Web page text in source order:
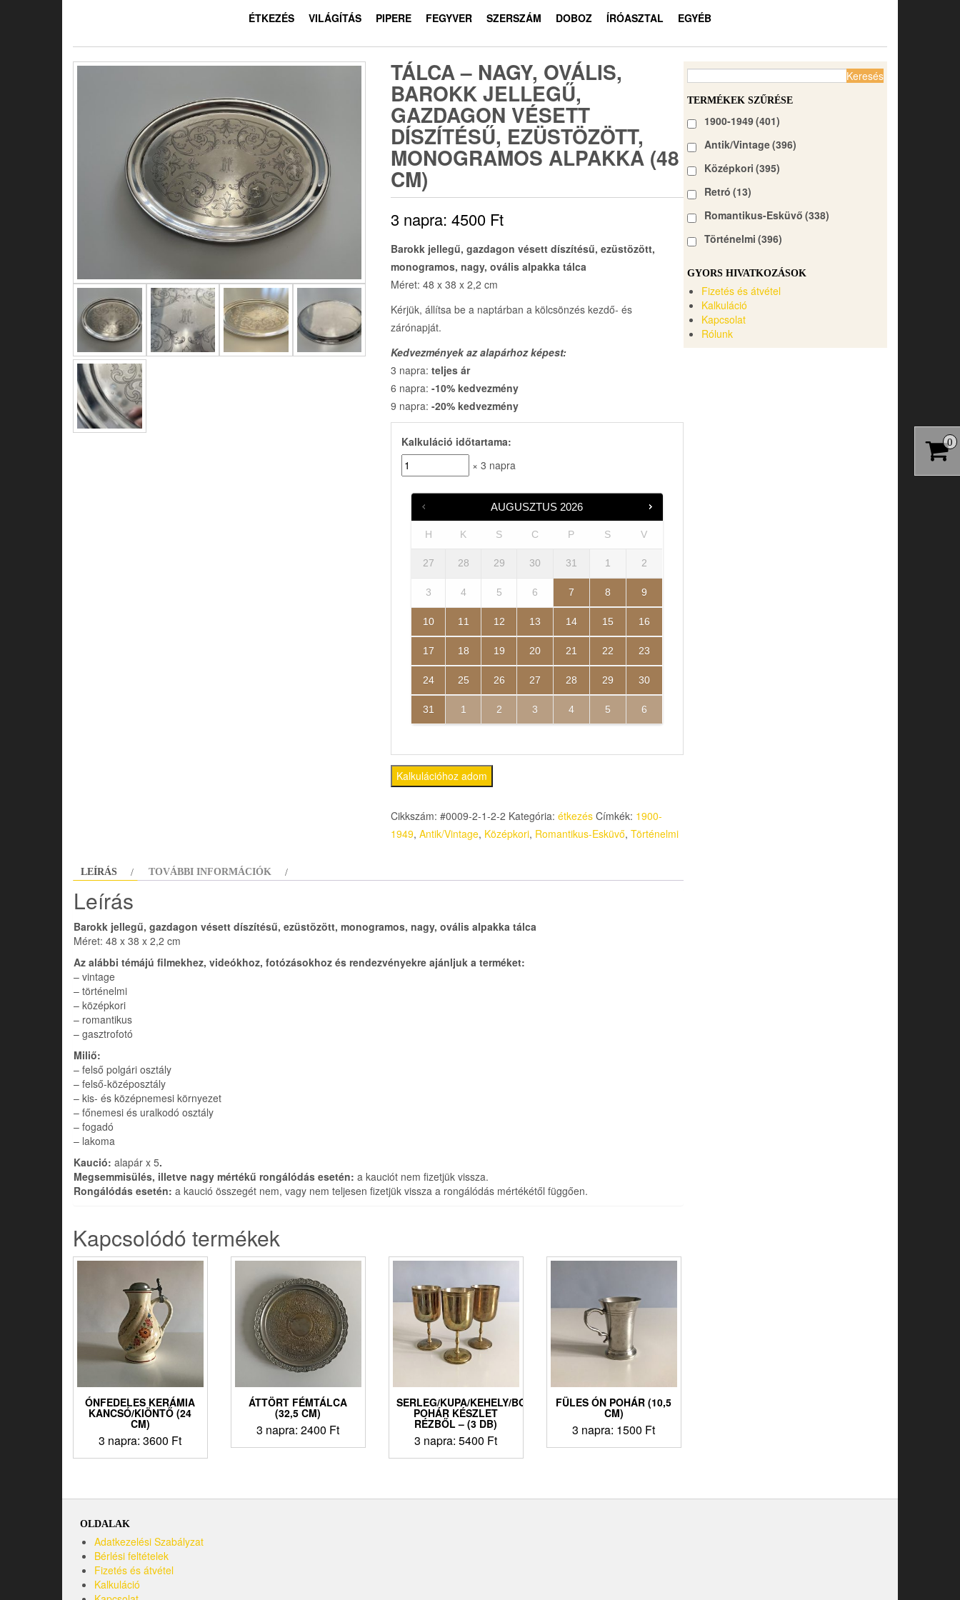
ÉTKEZÉS VILÁGÍTÁS PIPERE FEGYVER SZERSZÁM DOBOZ ÍRÓASZTAL EGYÉB
TÁLCA – NAGY, OVÁLIS,
BAROKK JELLEGŰ,
GAZDAGON VÉSETT
DÍSZÍTÉSŰ, EZÜSTÖZÖTT,
MONOGRAMOS ALPAKKA (48
CM)
3 napra: 4500 Ft
Barokk jellegű, gazdagon vésett díszítésű, ezüstözött,
monogramos, nagy, ovális alpakka tálca
Méret: 48 x 38 x 2,2 cm
Kérjük, állítsa be a naptárban a kölcsönzés kezdő- és
zárónapját.
Kedvezmények az alapárhoz képest:
3 napra: teljes ár
6 napra: -10% kedvezmény
9 napra: -20% kedvezmény
Kalkuláció időtartama:
× 3 napra
AUGUSZTUS 2026
H K S C P S V
27 28 29 30 31 1 2
3 4 5 6 7 8 9
10 11 12 13 14 15 16
17 18 19 20 21 22 23
24 25 26 27 28 29 30
31 1 2 3 4 5 6
Kalkulációhoz adom
Cikkszám: #0009-2-1-2-2 Kategória: étkezés Címkék: 1900-
1949, Antik/Vintage, Középkori, Romantikus-Esküvő, Történelmi
LEÍRÁS TOVÁBBI INFORMÁCIÓK
Leírás
Barokk jellegű, gazdagon vésett díszítésű, ezüstözött, monogramos, nagy, ovális alpakka tálca
Méret: 48 x 38 x 2,2 cm
Az alábbi témájú filmekhez, videókhoz, fotózásokhoz és rendezvényekre ajánljuk a terméket:
– vintage
– történelmi
– középkori
– romantikus
– gasztrofotó
Miliő:
– felső polgári osztály
– felső-középosztály
– kis- és középnemesi környezet
– főnemesi és uralkodó osztály
– fogadó
– lakoma
Kaució: alapár x 5.
Megsemmisülés, illetve nagy mértékű rongálódás esetén: a kauciót nem fizetjük vissza.
Rongálódás esetén: a kaució összegét nem, vagy nem teljesen fizetjük vissza a rongálódás mértékétől függően.
Kapcsolódó termékek
ÓNFEDELES KERÁMIA
KANCSÓ/KIÖNTŐ (24
CM)
3 napra:3600 Ft
ÁTTÖRT FÉMTÁLCA
(32,5 CM)
3 napra:2400 Ft
SERLEG/KUPA/KEHELY/BOROS
POHÁR KÉSZLET
RÉZBŐL – (3 DB)
3 napra:5400 Ft
FÜLES ÓN POHÁR (10,5
CM)
3 napra: 1500 Ft
TERMÉKEK SZŰRÉSE
1900-1949(401)
Antik/Vintage(396)
Középkori (395)
Retró (13)
Romantikus-Esküvő (338)
Történelmi (396)
GYORS HIVATKOZÁSOK
Fizetés és átvétel
Kalkuláció
Kapcsolat
Rólunk
OLDALAK
Adatkezelési Szabályzat
Bérlési feltételek
Fizetés és átvétel
Kalkuláció
0